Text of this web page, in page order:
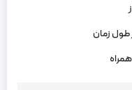
طول زمان